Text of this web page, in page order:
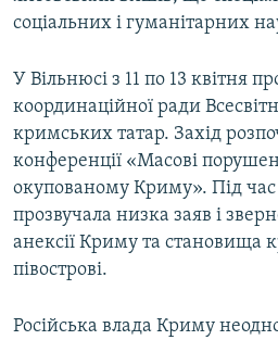
соціальних і гуманітарних
У Вільнюсі з 11 по 13 квітня
координаційної ради
кримських татар. Захід
конференції «Масові
окупованому Криму». Під час
прозвучала низка заяв і
анексії Криму та становища
півострові.
Російська влада Криму